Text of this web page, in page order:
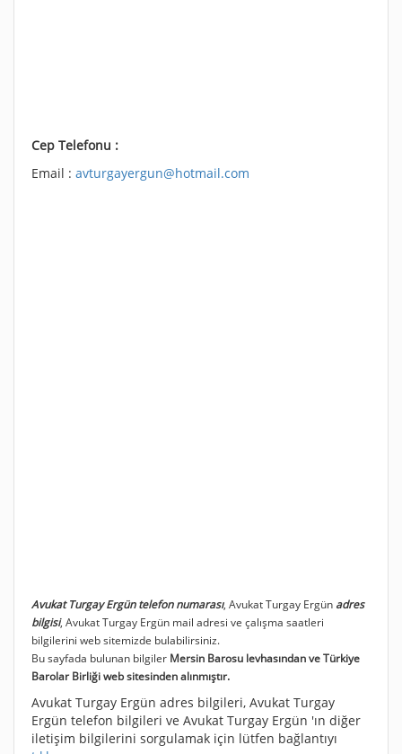
Cep Telefonu :
Email : avturgayergun@hotmail.com
Avukat Turgay Ergün telefon numarası, Avukat Turgay Ergün adres
bilgisi, Avukat Turgay Ergün mail adresi ve çalışma saatleri
bilgilerini web sitemizde bulabilirsiniz.
Bu sayfada bulunan bilgiler Mersin Barosu levhasından ve Türkiye
Barolar Birliği web sitesinden alınmıştır.
Avukat Turgay Ergün adres bilgileri, Avukat Turgay
Ergün telefon bilgileri ve Avukat Turgay Ergün 'ın diğer
iletişim bilgilerini sorgulamak için lütfen bağlantıyı